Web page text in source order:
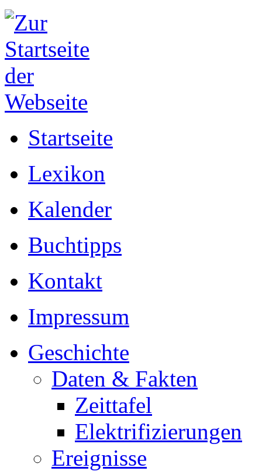
Startseite
Lexikon
Kalender
Buchtipps
Kontakt
Impressum
Geschichte
Daten & Fakten
Zeittafel
Elektrifizierungen
Ereignisse